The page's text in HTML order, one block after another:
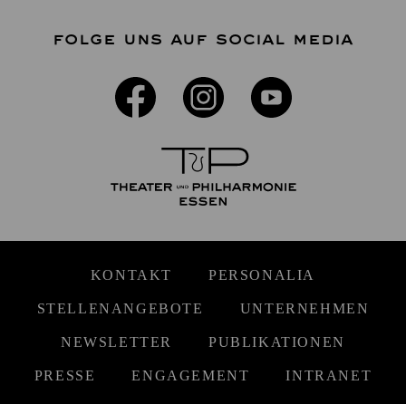
FOLGE UNS AUF SOCIAL MEDIA
KONTAKT PERSONALIA
STELLENANGEBOTE UNTERNEHMEN
NEWSLETTER PUBLIKATIONEN
PRESSE ENGAGEMENT INTRANET